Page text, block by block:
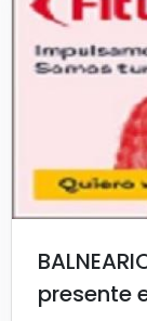
presente